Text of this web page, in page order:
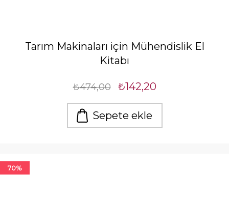
Tarım Makinaları için Mühendislik El
Kitabı
₺474,00 ₺142,20
Sepete ekle
70%